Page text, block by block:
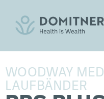
WOODWAY
LAUFBÄNDER